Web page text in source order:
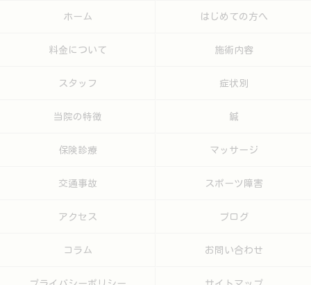
ホーム はじめての方へ
料金について 施術内容
スタッフ 症状別
当院の特徴 鍼
保険診療 マッサージ
交通事故 スポーツ障害
アクセス ブログ
コラム お問い合わせ